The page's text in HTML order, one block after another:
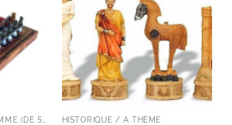
HISTORIQUE / A THÈME